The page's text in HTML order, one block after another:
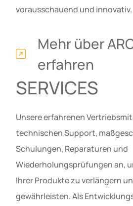
vorausschauend und innovativ.
Mehr über
erfahren
SERVICES
Unsere erfahrenen
technischen Support,
Schulungen, Reparaturen und
Wiederholungsprüfungen an,
Ihrer Produkte zu verlängern
gewährleisten. Als